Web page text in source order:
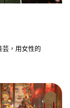
，用女性的